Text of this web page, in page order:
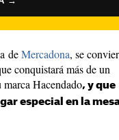
deMercadona, se
conquistará más de un
marca Hacendado, y que
especial en la